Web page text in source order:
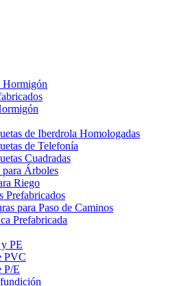
Hormigón
de Iberdrola Homologadas
de Telefonía
Cuadradas
Árboles
Riego
Prefabricados
para Paso de Caminos
Prefabricada
PE
PVC
P/E